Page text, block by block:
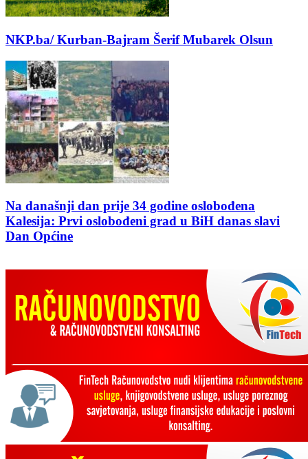
NKP.ba/ Kurban-Bajram Šerif Mubarek Olsun
Na današnji dan prije 34 godine oslobođena
Kalesija: Prvi oslobođeni grad u BiH danas slavi
Dan Općine